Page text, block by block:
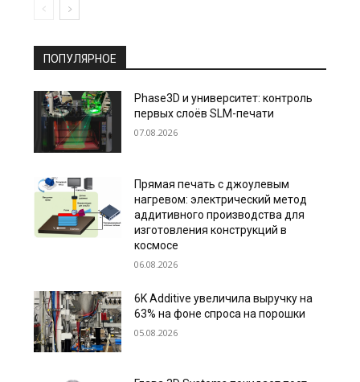
ПОПУЛЯРНОЕ
Phase3D и университет: контроль
первых слоёв SLM-печати
07.08.2026
Прямая печать с джоулевым
нагревом: электрический метод
аддитивного производства для
изготовления конструкций в
космосе
06.08.2026
6K Additive увеличила выручку на
63% на фоне спроса на порошки
05.08.2026